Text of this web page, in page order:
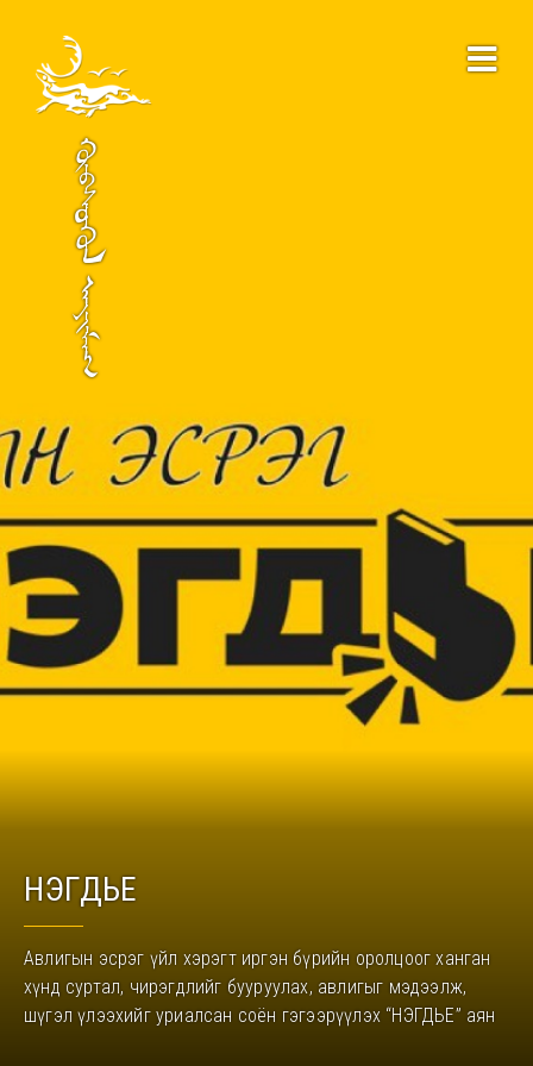
ᠬᠥᠪᠰᠦᠭᠦᠯ ᠠᠶᠢᠮᠠᠭ
НЭГДЬЕ
Авлигын эсрэг үйл хэрэгт иргэн бүрийн оролцоог ханган
хүнд суртал, чирэгдлийг бууруулах, авлигыг мэдээлж,
шүгэл үлээхийг уриалсан соён гэгээрүүлэх “НЭГДЬЕ” аян